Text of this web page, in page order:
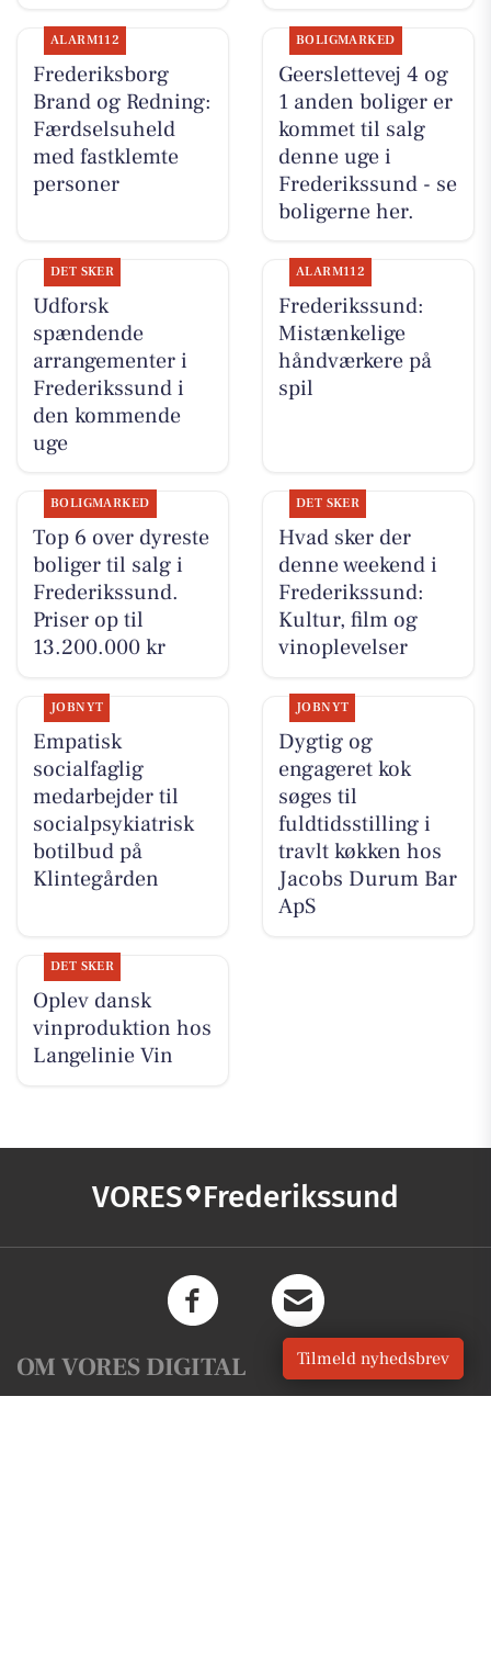
ALARM112
Frederiksborg
Brand og Redning:
Færdselsuheld
med fastklemte
personer
BOLIGMARKED
Geerslettevej 4 og
1 anden boliger er
kommet til salg
denne uge i
Frederikssund - se
boligerne her.
DET SKER
Udforsk
spændende
arrangementer i
Frederikssund i
den kommende
uge
ALARM112
Frederikssund:
Mistænkelige
håndværkere på
spil
BOLIGMARKED
Top 6 over dyreste
boliger til salg i
Frederikssund.
Priser op til
13.200.000 kr
DET SKER
Hvad sker der
denne weekend i
Frederikssund:
Kultur, film og
vinoplevelser
JOBNYT
Empatisk
socialfaglig
medarbejder til
socialpsykiatrisk
botilbud på
Klintegården
JOBNYT
Dygtig og
engageret kok
søges til
fuldtidsstilling i
travlt køkken hos
Jacobs Durum Bar
ApS
DET SKER
Oplev dansk
vinproduktion hos
Langelinie Vin
VORES Frederikssund
OM VORES DIGITAL Tilmeld nyhedsbrev